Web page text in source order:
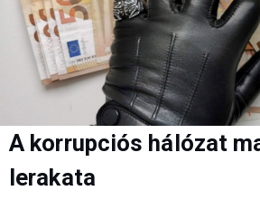
A korrupciós hálózat
lerakata